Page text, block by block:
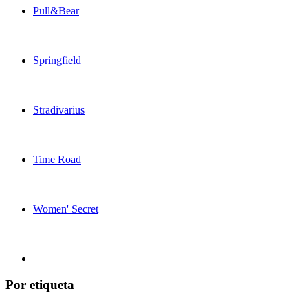
Pull&Bear
Springfield
Stradivarius
Time Road
Women' Secret
Por etiqueta